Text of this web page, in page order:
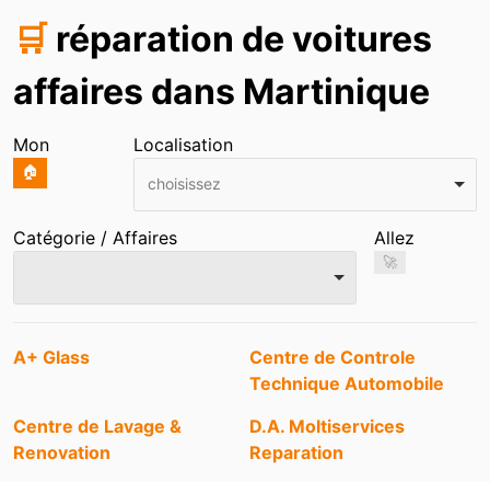
🛒 réparation de voitures
affaires dans Martinique
Mon
🏠
Localisation
choisissez
Catégorie / Affaires Allez
🚀
Entrées
A+ Glass
Centre de Controle
Technique Automobile
Centre de Lavage &
Renovation
D.A. Moltiservices
Reparation